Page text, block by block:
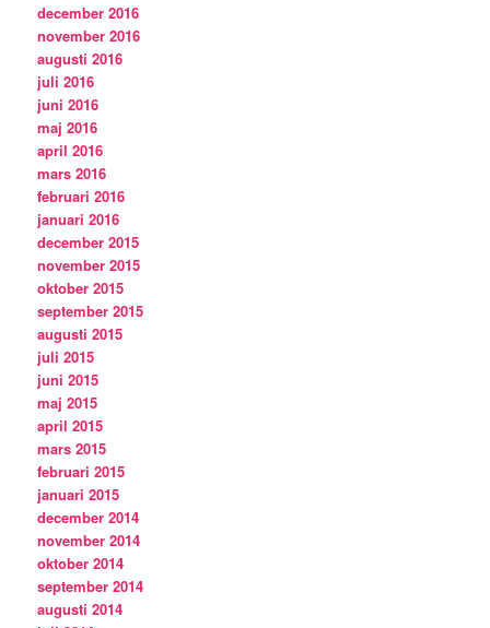
december 2016
november 2016
augusti 2016
juli 2016
juni 2016
maj 2016
april 2016
mars 2016
februari 2016
januari 2016
december 2015
november 2015
oktober 2015
september 2015
augusti 2015
juli 2015
juni 2015
maj 2015
april 2015
mars 2015
februari 2015
januari 2015
december 2014
november 2014
oktober 2014
september 2014
augusti 2014